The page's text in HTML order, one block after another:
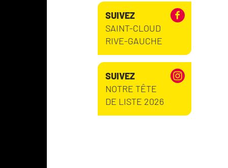
SUIVEZ
SAINT-CLOUD
RIVE-GAUCHE
SUIVEZ
NOTRE TÊTE
DE LISTE 2026